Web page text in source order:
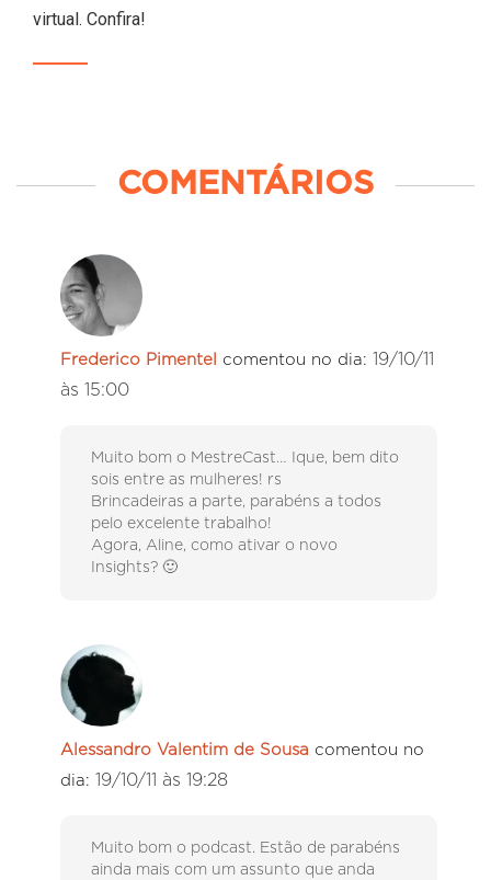
virtual. Confira!
COMENTÁRIOS
Frederico Pimentel comentou no dia: 19/10/11
às 15:00
Muito bom o MestreCast… Ique, bem dito
sois entre as mulheres! rs
Brincadeiras a parte, parabéns a todos
pelo excelente trabalho!
Agora, Aline, como ativar o novo
Insights? 🙂
Alessandro Valentim de Sousa comentou no
dia: 19/10/11 às 19:28
Muito bom o podcast. Estão de parabéns
ainda mais com um assunto que anda